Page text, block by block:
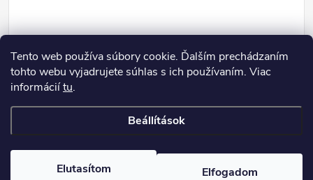
Tento web používa súbory cookie. Ďalším prechádzaním
tohto webu vyjadrujete súhlas s ich používaním. Viac
informáciítu.
Beállítások
Elutasítom Elfogadom
BEJELENTKEZÉS
DCSK. Minden jog fenntartva.